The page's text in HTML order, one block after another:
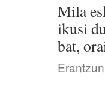
Mila
ikusi
bat,
Erantzun